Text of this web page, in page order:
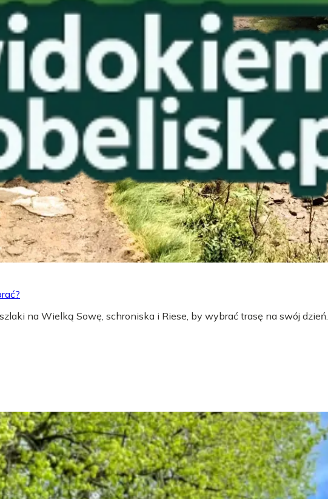
na Wielką Sowę, schroniska i Riese, by wybrać trasę na swój dzień.